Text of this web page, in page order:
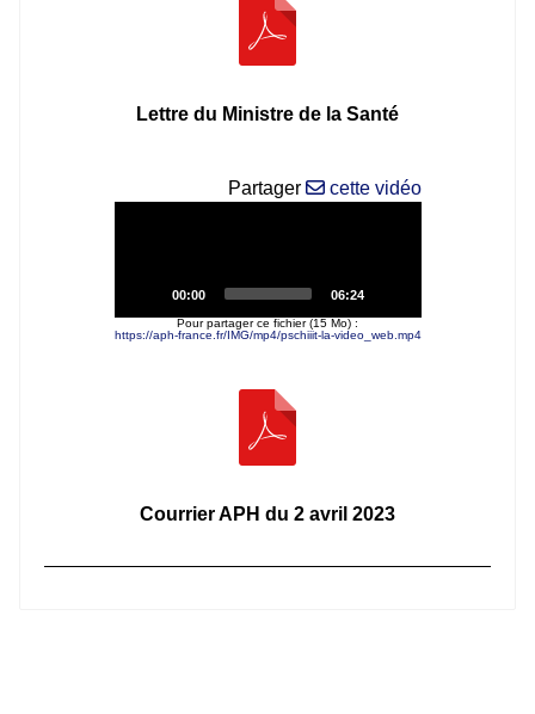
Lettre du Ministre de la Santé
Partager
cette vidéo
Current
00:00
Total
06:24
pschiiit la video
Pour partager ce fichier (15 Mo) :
https://aph-france.fr/IMG/mp4/pschiiit-la-video_web.mp4
Courrier APH du 2 avril 2023